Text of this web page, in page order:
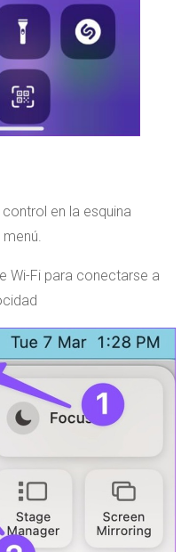
en la esquina
Wi-Fi para conectarse a